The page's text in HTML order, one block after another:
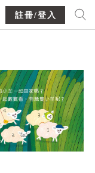
註冊/登入